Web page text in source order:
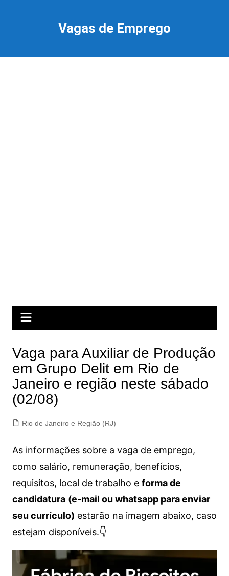
Vagas de Emprego
Vaga para Auxiliar de Produção
em Grupo Delit em Rio de
Janeiro e região neste sábado
(02/08)
Rio de Janeiro e Região (RJ)
As informações sobre a vaga de emprego,
como salário, remuneração, benefícios,
requisitos, local de trabalho e forma de
candidatura (e-mail ou whatsapp para enviar
seu currículo) estarão na imagem abaixo, caso
estejam disponíveis.👇